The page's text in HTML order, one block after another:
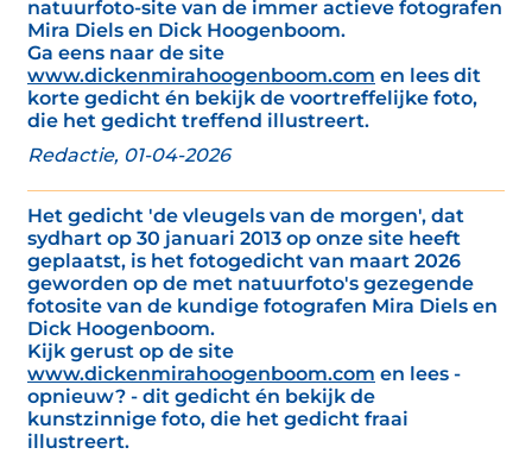
natuurfoto-site van de immer actieve fotografen
Mira Diels en Dick Hoogenboom.
Ga eens naar de site
www.dickenmirahoogenboom.com en lees dit
korte gedicht én bekijk de voortreffelijke foto,
die het gedicht treffend illustreert.
Redactie, 01-04-2026
Het gedicht 'de vleugels van de morgen', dat
sydhart op 30 januari 2013 op onze site heeft
geplaatst, is het fotogedicht van maart 2026
geworden op de met natuurfoto's gezegende
fotosite van de kundige fotografen Mira Diels en
Dick Hoogenboom.
Kijk gerust op de site
www.dickenmirahoogenboom.com en lees -
opnieuw? - dit gedicht én bekijk de
kunstzinnige foto, die het gedicht fraai
illustreert.